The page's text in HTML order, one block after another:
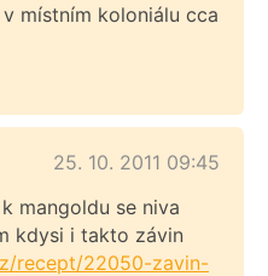
místním koloniálu cca
25. 10. 2011 09:45
mangoldu se niva
kdysi i takto závin
recept/22050-zavin-